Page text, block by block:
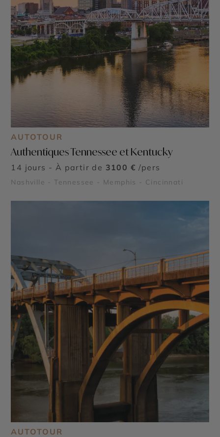
AUTOTOUR
Authentiques Tennessee et Kentucky
14 jours - À partir de 3100 € /pers
Nashville - Tennessee - Memphis - Cincinnati
AUTOTOUR